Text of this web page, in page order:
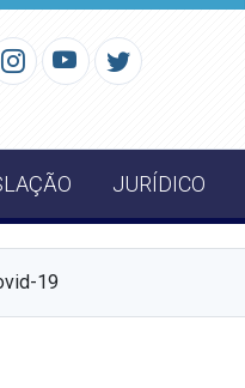
JURÍDICO
19